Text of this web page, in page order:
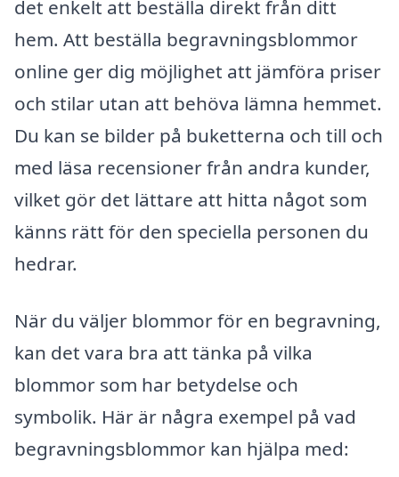
det enkelt att beställa direkt från ditt
hem. Att beställa begravningsblommor
online ger dig möjlighet att jämföra priser
och stilar utan att behöva lämna hemmet.
Du kan se bilder på buketterna och till och
med läsa recensioner från andra kunder,
vilket gör det lättare att hitta något som
känns rätt för den speciella personen du
hedrar.
När du väljer blommor för en begravning,
kan det vara bra att tänka på vilka
blommor som har betydelse och
symbolik. Här är några exempel på vad
begravningsblommor kan hjälpa med: